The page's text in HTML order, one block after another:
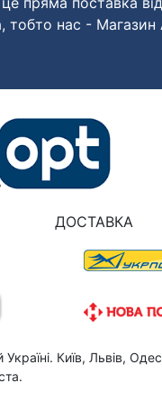
тобто нас -
ДОСТАВКА
Україні. Київ, Львів,